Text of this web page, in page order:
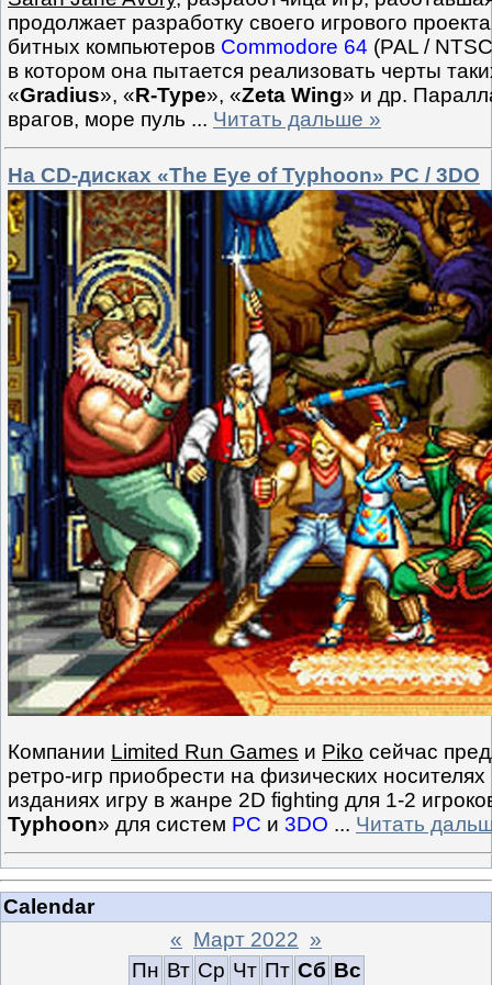
продолжает разработку своего игрового
битных компьютеров Commodore 64 (PAL /
в котором она пытается реализовать черты
«Gradius», «R-Type», «Zeta Wing» и др.
врагов, море пуль ... Читать дальше »
На CD-дисках «The Eye of Typhoon» PC / 3DO
Компании Limited Run Games и Piko сейчас
ретро-игр приобрести на физических
изданиях игру в жанре 2D fighting для 1-2
Typhoon» для систем PC и 3DO ... Читать
Calendar
« Март 2022 »
Пн Вт Ср Чт Пт Сб Вс